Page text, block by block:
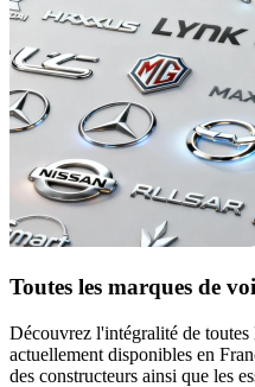
Toutes les marques de
Découvrez l'intégralité de toutes
actuellement disponibles en
des constructeurs ainsi que les